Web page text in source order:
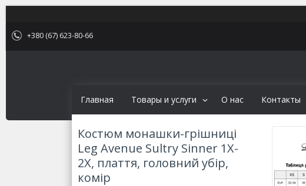
+380 (67) 623-80-66
Главная Товары и услуги О нас Контакты
Костюм монашки-грішниці
Leg Avenue Sultry Sinner 1X-
2X, плаття, головний убір,
комір